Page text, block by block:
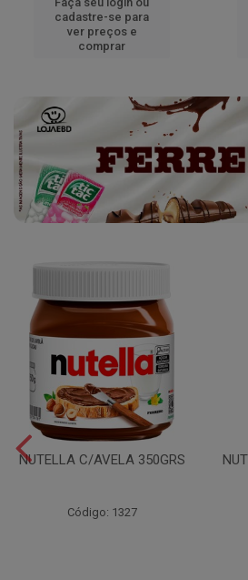
cadastre-se para
ver preços e
comprar
NUTELLA C/AVELA 350GRS
Código: 1327